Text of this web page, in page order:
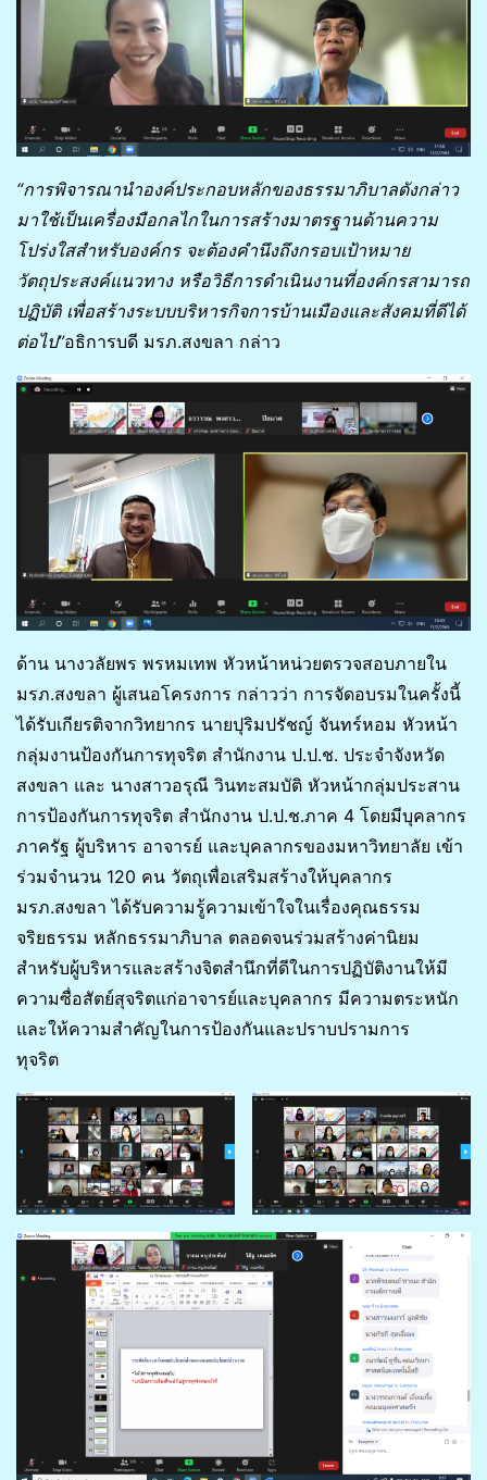
“การพิจารณานำองค์ประกอบหลักของธรรมาภิบาลดังกล่าว
มาใช้เป็นเครื่องมือกลไกในการสร้างมาตรฐานด้านความ
โปร่งใสสำหรับองค์กร จะต้องคำนึงถึงกรอบเป้าหมาย
วัตถุประสงค์แนวทาง หรือวิธีการดำเนินงานที่องค์กรสามารถ
ปฏิบัติ เพื่อสร้างระบบบริหารกิจการบ้านเมืองและสังคมที่ดีได้
ต่อไป”อธิการบดี มรภ.สงขลา กล่าว
ด้าน นางวลัยพร พรหมเทพ หัวหน้าหน่วยตรวจสอบภายใน
มรภ.สงขลา ผู้เสนอโครงการ กล่าวว่า การจัดอบรมในครั้งนี้
ได้รับเกียรติจากวิทยากร นายปุริมปรัชญ์ จันทร์หอม หัวหน้า
กลุ่มงานป้องกันการทุจริต สำนักงาน ป.ป.ช. ประจำจังหวัด
สงขลา และ นางสาวอรุณี วินทะสมบัติ หัวหน้ากลุ่มประสาน
การป้องกันการทุจริต สำนักงาน ป.ป.ช.ภาค 4 โดยมีบุคลากร
ภาครัฐ ผู้บริหาร อาจารย์ และบุคลากรของมหาวิทยาลัย เข้า
ร่วมจำนวน 120 คน วัตถุเพื่อเสริมสร้างให้บุคลากร
มรภ.สงขลา ได้รับความรู้ความเข้าใจในเรื่องคุณธรรม
จริยธรรม หลักธรรมาภิบาล ตลอดจนร่วมสร้างค่านิยม
สำหรับผู้บริหารและสร้างจิตสำนึกที่ดีในการปฏิบัติงานให้มี
ความซื่อสัตย์สุจริตแก่อาจารย์และบุคลากร มีความตระหนัก
และให้ความสำคัญในการป้องกันและปราบปรามการ
ทุจริต